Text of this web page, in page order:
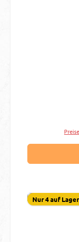
Nur 4 auf